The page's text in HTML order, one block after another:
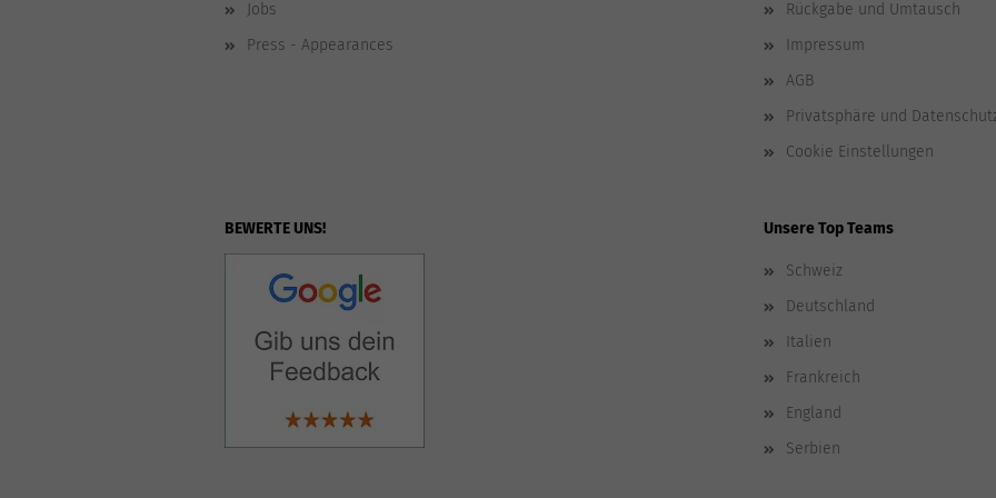
Jobs
Press - Appearances
Rückgabe und Umtausch
Impressum
AGB
Privatsphäre und
Cookie Einstellungen
BEWERTE UNS! Unsere Top Teams
Schweiz
Deutschland
Italien
Frankreich
England
Serbien